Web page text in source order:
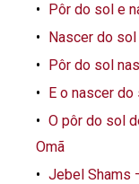
Pôr do sol e
Nascer do
Pôr do sol
E o nascer do
O pôr do sol
Omã
Jebel Shams